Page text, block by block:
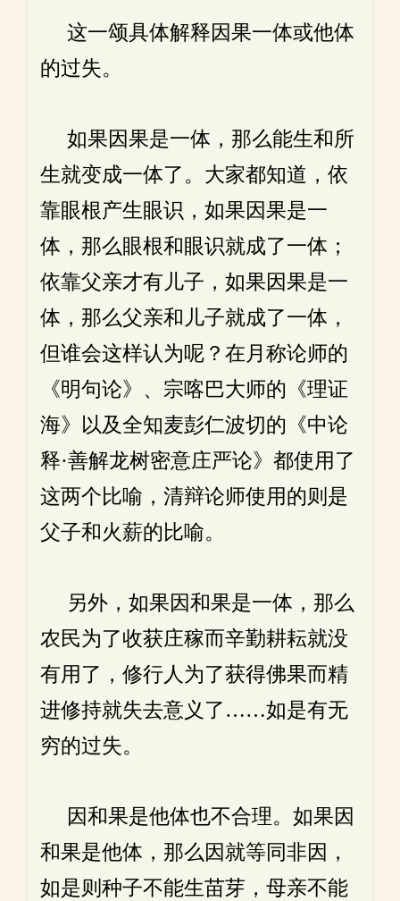
这一颂具体解释因果一体或他体
的过失。
如果因果是一体，那么能生和所
生就变成一体了。大家都知道，依
靠眼根产生眼识，如果因果是一
体，那么眼根和眼识就成了一体；
依靠父亲才有儿子，如果因果是一
体，那么父亲和儿子就成了一体，
但谁会这样认为呢？在月称论师的
《明句论》、宗喀巴大师的《理证
海》以及全知麦彭仁波切的《中论
释·善解龙树密意庄严论》都使用了
这两个比喻，清辩论师使用的则是
父子和火薪的比喻。
另外，如果因和果是一体，那么
农民为了收获庄稼而辛勤耕耘就没
有用了，修行人为了获得佛果而精
进修持就失去意义了……如是有无
穷的过失。
因和果是他体也不合理。如果因
和果是他体，那么因就等同非因，
如是则种子不能生苗芽，母亲不能